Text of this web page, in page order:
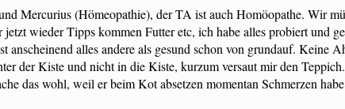
Mercurius (Hömeopathie), der TA ist auch Homöopathe. Wir
wieder Tipps kommen Futter etc, ich habe alles probiert und
alles andere als gesund schon von grundauf. Keine
der Kiste und nicht in die Kiste, kurzum versaut mir den
das wohl, weil er beim Kot absetzen momentan Schmerzen